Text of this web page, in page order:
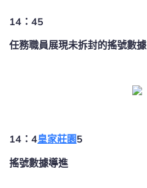
14：45
任務職員展現未拆封的搖號數據
14：4皇家莊園5
搖號數據導進